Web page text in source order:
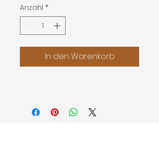
Anzahl *
In den Warenkorb